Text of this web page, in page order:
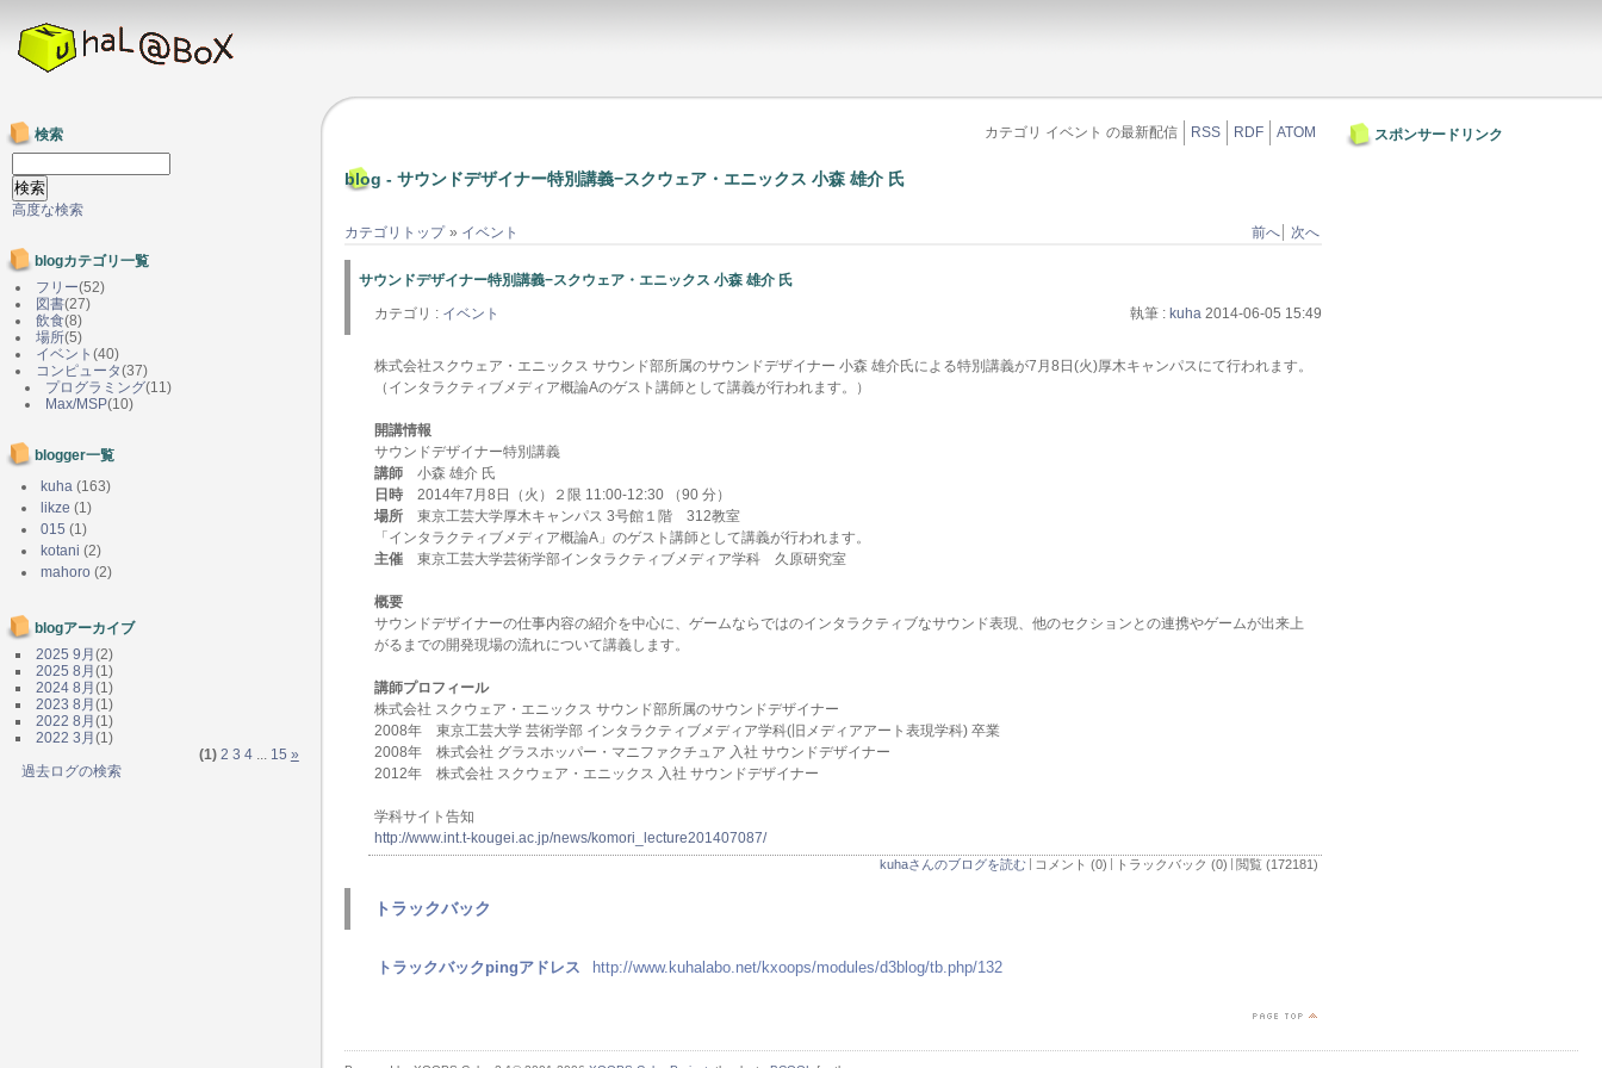
カテゴリ イベント の最新配信 RSS RDF ATOM
blog - サウンドデザイナー特別講義−スクウェア・エニックス 小森 雄介 氏
カテゴリトップ » イベント 前へ 次へ
サウンドデザイナー特別講義−スクウェア・エニックス 小森 雄介 氏
カテゴリ : イベント 執筆 : kuha 2014-06-05 15:49
株式会社スクウェア・エニックス サウンド部所属のサウンドデザイナー 小森 雄介氏による特別講義が7月8日(火)厚木キャンパスにて行われます。
（インタラクティブメディア概論Aのゲスト講師として講義が行われます。）
開講情報
サウンドデザイナー特別講義
講師小森 雄介 氏
日時2014年7月8日（火）２限 11:00-12:30 （90 分）
場所東京工芸大学厚木キャンパス 3号館１階 312教室
「インタラクティブメディア概論A」のゲスト講師として講義が行われます。
主催東京工芸大学芸術学部インタラクティブメディア学科 久原研究室
概要
サウンドデザイナーの仕事内容の紹介を中心に、ゲームならではのインタラクティブなサウンド表現、他のセクションとの連携やゲームが出来上
がるまでの開発現場の流れについて講義します。
講師プロフィール
株式会社 スクウェア・エニックス サウンド部所属のサウンドデザイナー
2008年 東京工芸大学 芸術学部 インタラクティブメディア学科(旧メディアアート表現学科) 卒業
2008年 株式会社 グラスホッパー・マニファクチュア 入社 サウンドデザイナー
2012年 株式会社 スクウェア・エニックス 入社 サウンドデザイナー
学科サイト告知
http://www.int.t-kougei.ac.jp/news/komori_lecture201407087/
kuhaさんのブログを読む コメント (0) トラックバック (0) 閲覧 (172181)
トラックバック
トラックバックpingアドレス http://www.kuhalabo.net/kxoops/modules/d3blog/tb.php/132
スポンサードリンク
検索
高度な検索
blogカテゴリ一覧
フリー(52)
図書(27)
飲食(8)
場所(5)
イベント (40)
コンピュータ(37)
プログラミング(11)
Max/MSP(10)
blogger一覧
kuha (163)
likze (1)
015 (1)
kotani (2)
mahoro (2)
blogアーカイブ
2025 9月 (2)
2025 8月 (1)
2024 8月 (1)
2023 8月 (1)
2022 8月 (1)
2022 3月 (1)
(1) 2 3 4... 15 »
過去ログの検索